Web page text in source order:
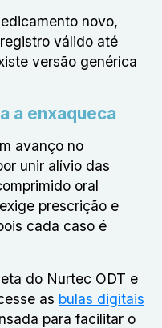
novo,
válido até
versão genérica
a enxaqueca
avanço no
unir alívio das
oral
prescrição e
cada caso é
do Nurtec ODT e
as bulas digitais
para facilitar o